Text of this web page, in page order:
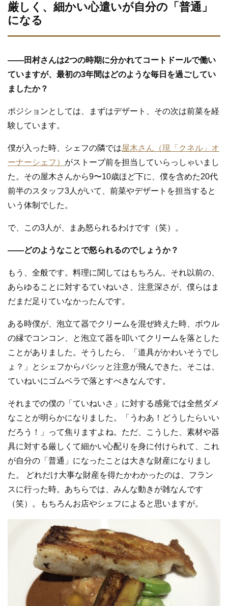
厳しく、細かい心遣いが自分の「普通」
になる
——田村さんは2つの時期に分かれてコートドールで働い
ていますが、最初の3年間はどのような毎日を過ごしてい
ましたか？
ポジションとしては、まずはデザート、その次は前菜を経
験しています。
僕が入った時、シェフの隣では屋木さん（現「クネル」オ
ーナーシェフ） がストーブ前を担当していらっしゃいまし
た。その屋木さんから9〜10歳ほど下に、僕を含めた20代
前半のスタッフ3人がいて、前菜やデザートを担当すると
いう体制でした。
で、この3人が、まあ怒られるわけです（笑）。
——どのようなことで怒られるのでしょうか？
もう、全般です。料理に関してはもちろん。それ以前の、
あらゆることに対するていねいさ、注意深さが、僕らはま
だまだ足りていなかったんです。
ある時僕が、泡立て器でクリームを混ぜ終えた時、ボウル
の縁でコンコン、と泡立て器を叩いてクリームを落とした
ことがありました。そうしたら、「道具がかわいそうでし
ょ？」とシェフからバシッと注意が飛んできた。そこは、
ていねいにゴムベラで落とすべきなんです。
それまでの僕の「ていねいさ」に対する感覚では全然ダメ
なことが明らかになりました。「うわあ！どうしたらいい
だろう！」って焦りますよね。ただ、こうした、素材や器
具に対する厳しくて細かい心配りを身に付けられて、これ
が自分の「普通」になったことは大きな財産になりまし
た。 どれだけ大事な財産を得たかわかったのは、フラン
スに行った時。あちらでは、みんな動きが雑なんです
（笑）。もちろんお店やシェフによると思いますが。